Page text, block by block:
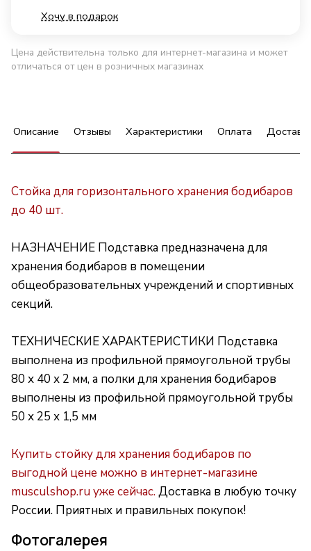
Хочу в подарок
Цена действительна только для интернет-магазина и может
отличаться от цен в розничных магазинах
Описание Отзывы Характеристики Оплата
Стойка для горизонтального хранения бодибаров
до 40 шт.
НАЗНАЧЕНИЕ Подставка предназначена для
хранения бодибаров в помещении
общеобразовательных учреждений и спортивных
секций.
ТЕХНИЧЕСКИЕ ХАРАКТЕРИСТИКИ Подставка
выполнена из профильной прямоугольной трубы
80 х 40 х 2 мм, а полки для хранения бодибаров
выполнены из профильной прямоугольной трубы
50 х 25 х 1,5 мм
Купить стойку для хранения бодибаров по
выгодной цене можно в интернет-магазине
musculshop.ru уже сейчас.Доставка в любую точку
России. Приятных и правильных покупок!
Фотогалерея